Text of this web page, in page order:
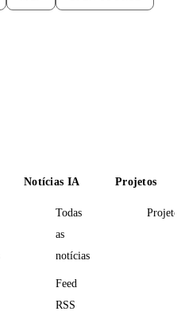
Notícias IA
Todas
as
notícias
Feed
RSS
Projetos